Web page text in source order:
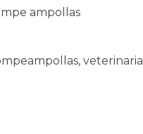
ampollas
, veterinaria